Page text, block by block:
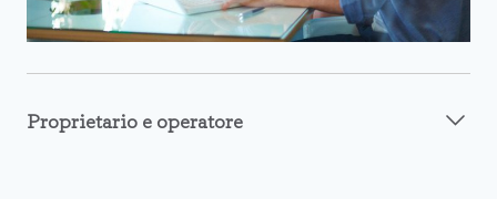
Proprietario e operatore